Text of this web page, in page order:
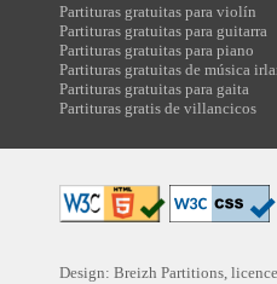
Partituras gratuitas para violín
Partituras gratuitas para guitarra
Partituras gratuitas para piano
Partituras gratuitas de música
Partituras gratuitas para gaita
Partituras gratis de villancicos
Design: Breizh Partitions, licence